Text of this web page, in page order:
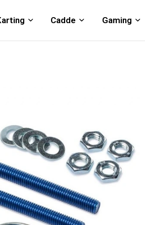
Cadde Gaming